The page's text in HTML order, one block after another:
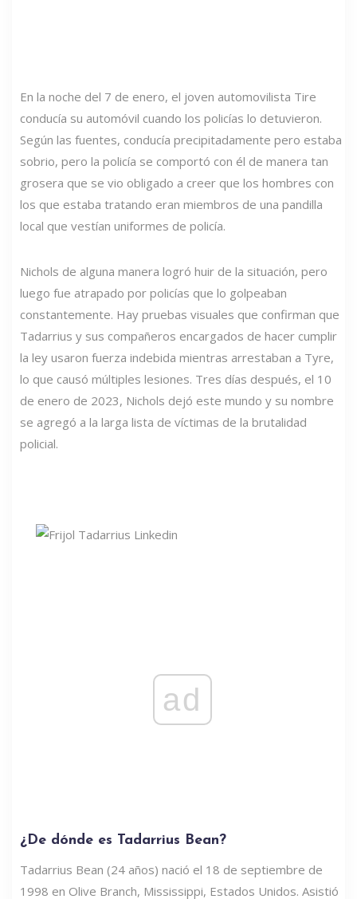
En la noche del 7 de enero, el joven automovilista Tire
conducía su automóvil cuando los policías lo detuvieron.
Según las fuentes, conducía precipitadamente pero estaba
sobrio, pero la policía se comportó con él de manera tan
grosera que se vio obligado a creer que los hombres con
los que estaba tratando eran miembros de una pandilla
local que vestían uniformes de policía.
Nichols de alguna manera logró huir de la situación, pero
luego fue atrapado por policías que lo golpeaban
constantemente. Hay pruebas visuales que confirman que
Tadarrius y sus compañeros encargados de hacer cumplir
la ley usaron fuerza indebida mientras arrestaban a Tyre,
lo que causó múltiples lesiones. Tres días después, el 10
de enero de 2023, Nichols dejó este mundo y su nombre
se agregó a la larga lista de víctimas de la brutalidad
policial.
ad
¿De dónde es Tadarrius Bean?
Tadarrius Bean (24 años) nació el 18 de septiembre de
1998 en Olive Branch, Mississippi, Estados Unidos. Asistió